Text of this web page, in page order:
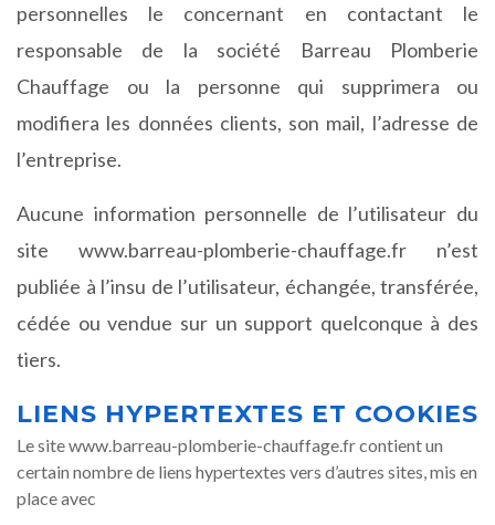
personnelles le concernant en contactant le
responsable de la société Barreau Plomberie
Chauffage ou la personne qui supprimera ou
modifiera les données clients, son mail, l’adresse de
l’entreprise.
Aucune information personnelle de l’utilisateur du
site www.barreau-plomberie-chauffage.fr n’est
publiée à l’insu de l’utilisateur, échangée, transférée,
cédée ou vendue sur un support quelconque à des
tiers.
LIENS HYPERTEXTES ET COOKIES
Le site www.barreau-plomberie-chauffage.fr contient un
certain nombre de liens hypertextes vers d’autres sites, mis en
place avec